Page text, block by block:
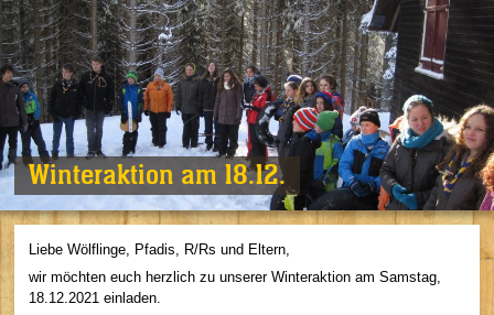
Winteraktion am 18.12.
Liebe Wölflinge, Pfadis, R/Rs und Eltern,
wir möchten euch herzlich zu unserer Winteraktion am Samstag,
18.12.2021 einladen.